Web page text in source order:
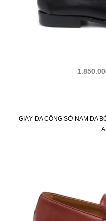
GIÀY DA CÔNG SỞ NAM DA